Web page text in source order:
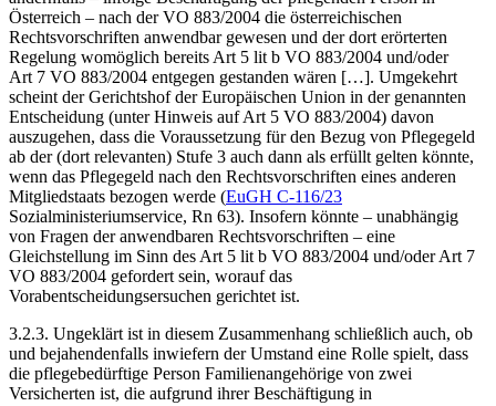
Österreich – nach der VO 883/2004 die österreichischen
Rechtsvorschriften anwendbar gewesen und der dort erörterten
Regelung womöglich bereits Art 5 lit b VO 883/2004 und/oder
Art 7 VO 883/2004 entgegen gestanden wären […]. Umgekehrt
scheint der Gerichtshof der Europäischen Union in der genannten
Entscheidung (unter Hinweis auf Art 5 VO 883/2004) davon
auszugehen, dass die Voraussetzung für den Bezug von Pflegegeld
ab der (dort relevanten) Stufe 3 auch dann als erfüllt gelten könnte,
wenn das Pflegegeld nach den Rechtsvorschriften eines anderen
Mitgliedstaats bezogen werde (EuGH C-116/23
Sozialministeriumservice, Rn 63). Insofern könnte – unabhängig
von Fragen der anwendbaren Rechtsvorschriften – eine
Gleichstellung im Sinn des Art 5 lit b VO 883/2004 und/oder Art 7
VO 883/2004 gefordert sein, worauf das
Vorabentscheidungsersuchen gerichtet ist.
3.2.3. Ungeklärt ist in diesem Zusammenhang schließlich auch, ob
und bejahendenfalls inwiefern der Umstand eine Rolle spielt, dass
die pflegebedürftige Person Familienangehörige von zwei
Versicherten ist, die aufgrund ihrer Beschäftigung in